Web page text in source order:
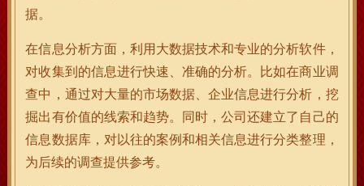
据。
在信息分析方面，利用大数据技术和专业的分析软件，
对收集到的信息进行快速、准确的分析。比如在商业调
查中，通过对大量的市场数据、企业信息进行分析，挖
掘出有价值的线索和趋势。同时，公司还建立了自己的
信息数据库，对以往的案例和相关信息进行分类整理，
为后续的调查提供参考。